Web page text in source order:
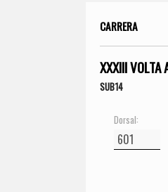
CARRERA
XXXIII VOLTA
SUB14
Dorsal: